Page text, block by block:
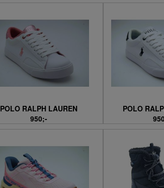
POLO RALPH LAUREN
950;-
POLO